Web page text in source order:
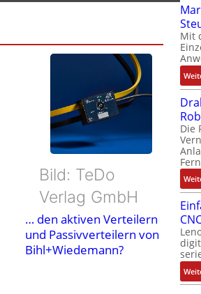
Bild: TeDo
Verlag GmbH
… den aktiven Verteilern
und Passivverteilern von
Bihl+Wiedemann?
Mit
Die